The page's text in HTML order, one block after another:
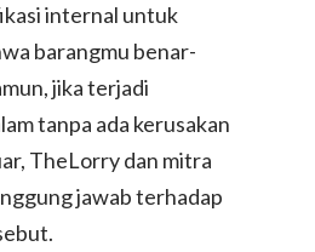
internal untuk
barangmu benar-
jika terjadi
tanpa ada kerusakan
TheLorry dan mitra
jawab terhadap